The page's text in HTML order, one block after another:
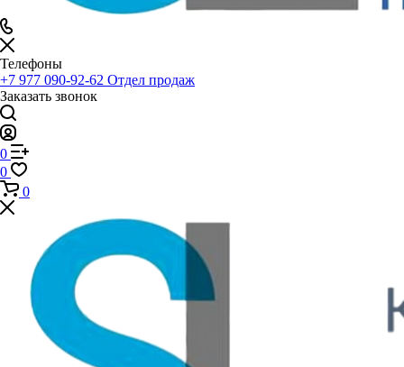
Телефоны
+7 977 090-92-62 Отдел продаж
Заказать звонок
0
0
0